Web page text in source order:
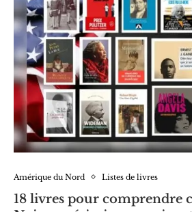
Amérique du Nord Listes de livres
18 livres pour comprendre